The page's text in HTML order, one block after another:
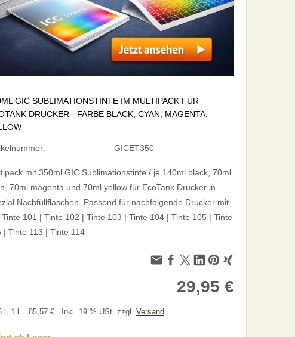
GIC SUBLIMATIONSTINTE IM MULTIPACK FÜR
DRUCKER - FARBE BLACK, CYAN, MAGENTA,
GICET350
mit 350ml GIC Sublimationstinte / je 140ml black, 70ml
70ml magenta und 70ml yellow für EcoTank Drucker in
Nachfüllflaschen. Passend für nachfolgende Drucker mit
101 | Tinte 102 | Tinte 103 | Tinte 104 | Tinte 105 | Tinte
| Tinte 113 | Tinte 114
29,95 €
l, 1 l = 85,57 € Inkl. 19 % USt. zzgl. Versand